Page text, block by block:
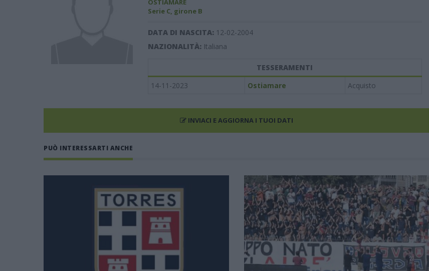
OSTIAMARE
Serie C, girone B
DATA DI NASCITA: 12-02-2004
NAZIONALITÀ: Italiana
TESSERAMENTI
14-11-2023
Ostiamare Acquisto
INVIACI E AGGIORNA I TUOI DATI
PUÒ INTERESSARTI ANCHE